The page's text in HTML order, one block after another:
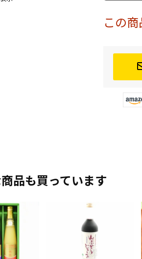
この商
品も買っています